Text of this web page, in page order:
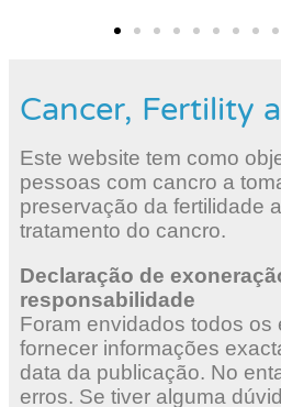
Cancer, Fertility
Este website tem como
pessoas com cancro a
preservação da fertilidade
tratamento do cancro.
Declaração de
responsabilidade
Foram envidados todos os
fornecer informações
data da publicação. No
erros. Se tiver alguma